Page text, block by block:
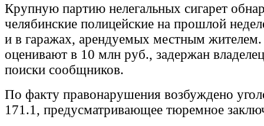
Крупную партию нелегальных сигарет
челябинские полицейские на прошлой
и в гаражах, арендуемых местным
оценивают в 10 млн руб., задержан
поиски сообщников.
По факту правонарушения возбуждено
171.1, предусматривающее тюремное